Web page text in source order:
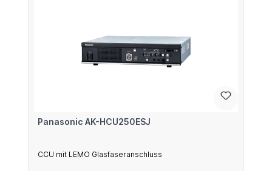
Panasonic AK-HCU250ESJ
CCU mit LEMO Glasfaseranschluss